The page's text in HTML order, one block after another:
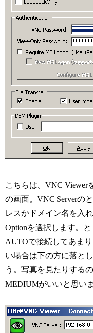
こちらは、VNC Viewer
の画面。VNC Serverの
レスかドメイン名を入
Optionを選択します。と
AUTOで接続してあま
い場合は下の方に落と
う。写真を見たりする
MEDIUMがいいと思いま